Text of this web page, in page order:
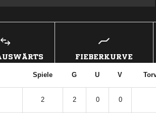
FIEBERKURVE
Spiele G U V
2 2 0 0